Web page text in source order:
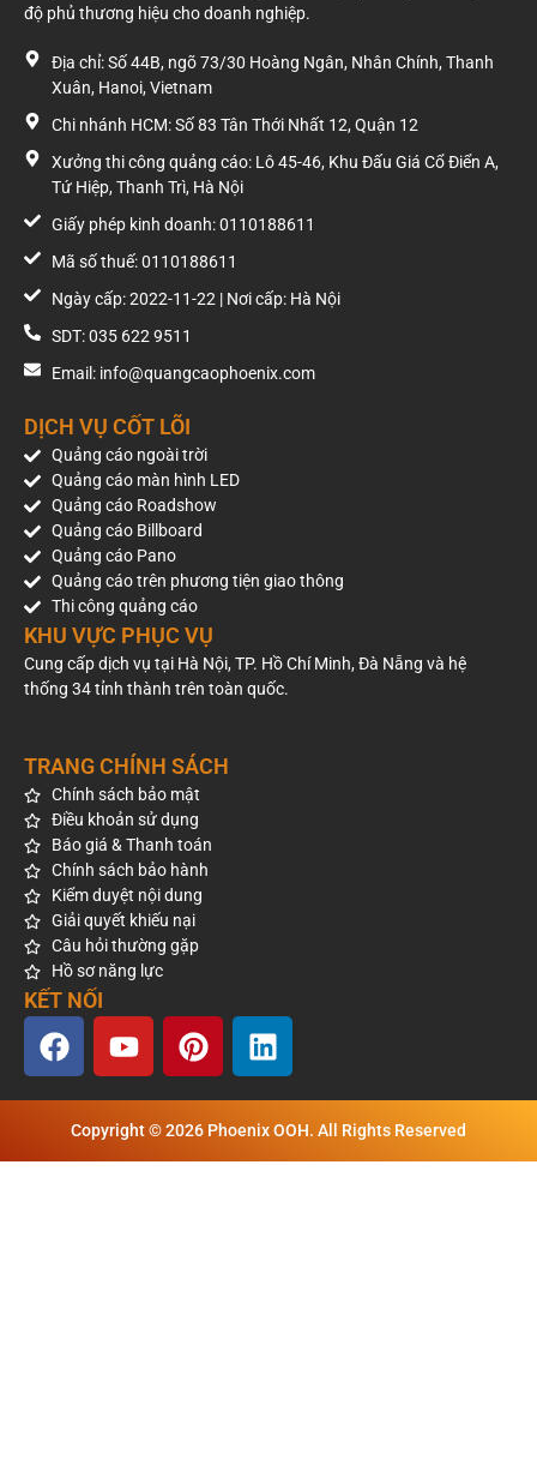
độ phủ thương hiệu cho doanh nghiệp.
Địa chỉ: Số 44B, ngõ 73/30 Hoàng Ngân, Nhân Chính, Thanh
Xuân, Hanoi, Vietnam
Chi nhánh HCM: Số 83 Tân Thới Nhất 12, Quận 12
Xưởng thi công quảng cáo: Lô 45-46, Khu Đấu Giá Cổ Điển A,
Tứ Hiệp, Thanh Trì, Hà Nội
Giấy phép kinh doanh: 0110188611
Mã số thuế: 0110188611
Ngày cấp: 2022-11-22 | Nơi cấp: Hà Nội
SDT: 035 622 9511
Email: info@quangcaophoenix.com
DỊCH VỤ CỐT LÕI
Quảng cáo ngoài trời
Quảng cáo màn hình LED
Quảng cáo Roadshow
Quảng cáo Billboard
Quảng cáo Pano
Quảng cáo trên phương tiện giao thông
Thi công quảng cáo
KHU VỰC PHỤC VỤ
Cung cấp dịch vụ tại Hà Nội, TP. Hồ Chí Minh, Đà Nẵng và hệ
thống 34 tỉnh thành trên toàn quốc.
TRANG CHÍNH SÁCH
Chính sách bảo mật
Điều khoản sử dụng
Báo giá & Thanh toán
Chính sách bảo hành
Kiểm duyệt nội dung
Giải quyết khiếu nại
Câu hỏi thường gặp
Hồ sơ năng lực
KẾT NỐI
Copyright © 2026 Phoenix OOH. All Rights Reserved